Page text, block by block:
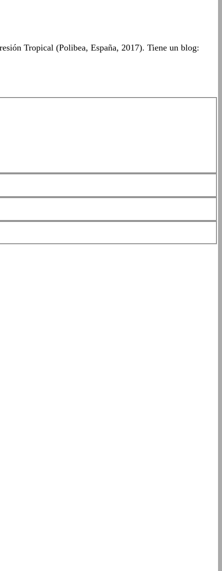
Tropical (Polibea, España, 2017). Tiene un blog: